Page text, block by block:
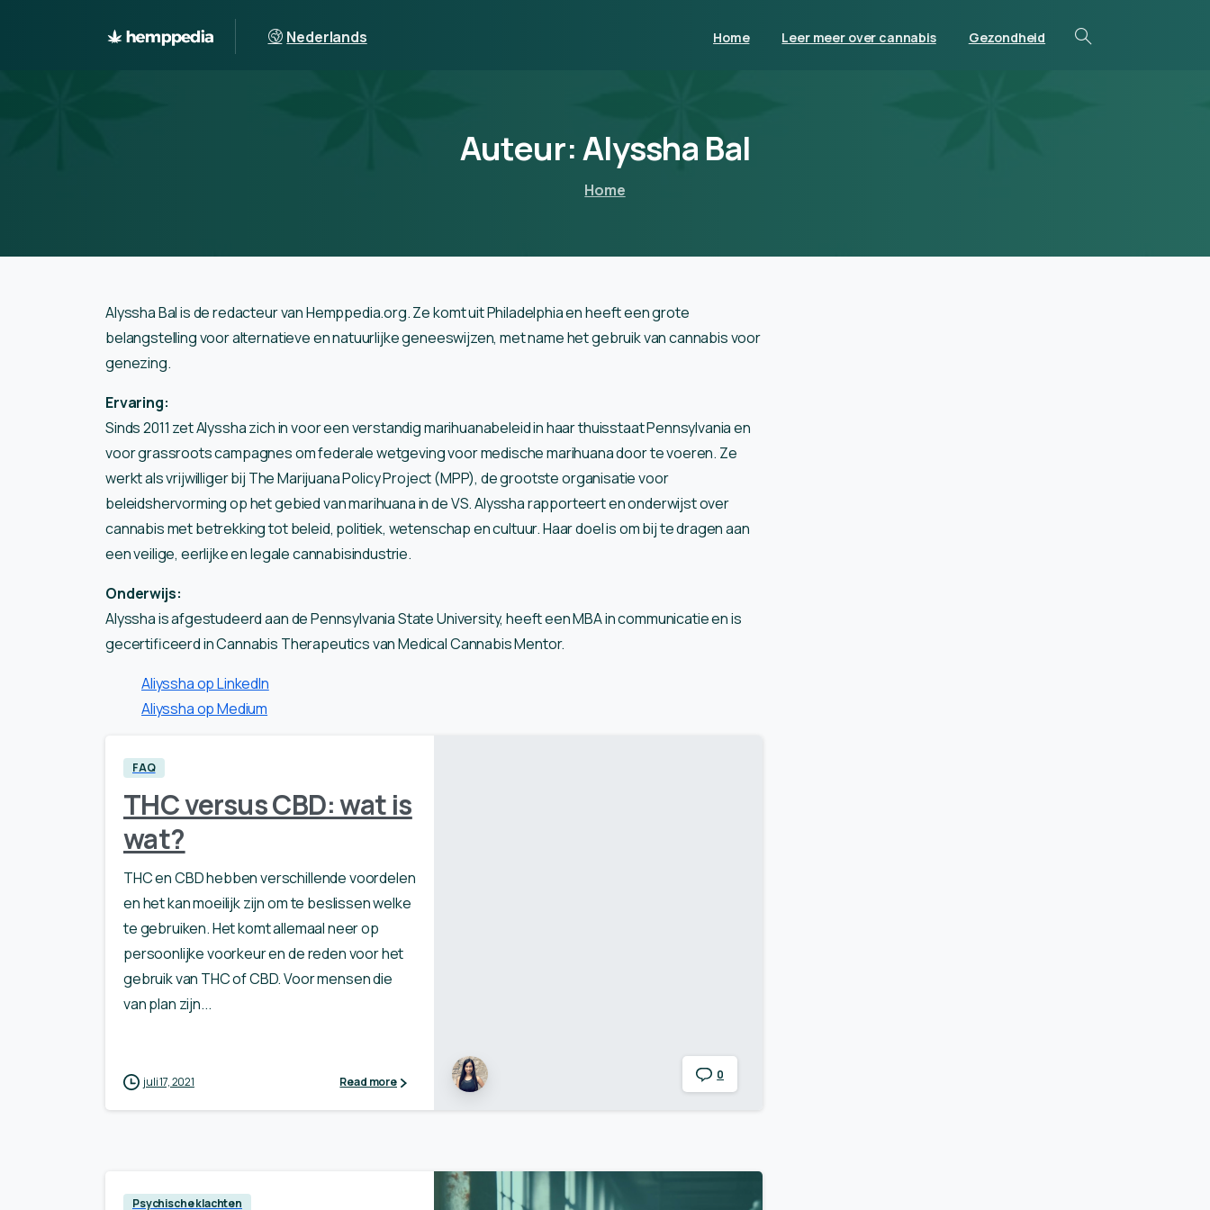
Nederlands Home Leer meer over cannabis Gezondheid
Auteur:Alyssha Bal
Home
Alyssha Bal is de redacteur van Hemppedia.org. Ze komt uit Philadelphia en heeft een grote
belangstelling voor alternatieve en natuurlijke geneeswijzen, met name het gebruik van cannabis voor
genezing.
Ervaring:
Sinds 2011 zet Alyssha zich in voor een verstandig marihuanabeleid in haar thuisstaat Pennsylvania en
voor grassroots campagnes om federale wetgeving voor medische marihuana door te voeren. Ze
werkt als vrijwilliger bij The Marijuana Policy Project (MPP), de grootste organisatie voor
beleidshervorming op het gebied van marihuana in de VS. Alyssha rapporteert en onderwijst over
cannabis met betrekking tot beleid, politiek, wetenschap en cultuur. Haar doel is om bij te dragen aan
een veilige, eerlijke en legale cannabisindustrie.
Onderwijs:
Alyssha is afgestudeerd aan de Pennsylvania State University, heeft een MBA in communicatie en is
gecertificeerd in Cannabis Therapeutics van Medical Cannabis Mentor.
Aliyssha op LinkedIn
Aliyssha op Medium
0
FAQ
THC versus CBD: wat is
wat?
THC en CBD hebben verschillende voordelen
en het kan moeilijk zijn om te beslissen welke
te gebruiken. Het komt allemaal neer op
persoonlijke voorkeur en de reden voor het
gebruik van THC of CBD. Voor mensen die
van plan zijn...
juli 17, 2021 Read more
Psychische klachten